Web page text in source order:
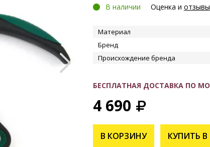
В наличии Оценка и отзывы
Материал
Бренд
Происхождение бренда
БЕСПЛАТНАЯ ДОСТАВКА ПО
4 690
В КОРЗИНУ КУПИТЬ В